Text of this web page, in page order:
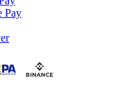
Pay